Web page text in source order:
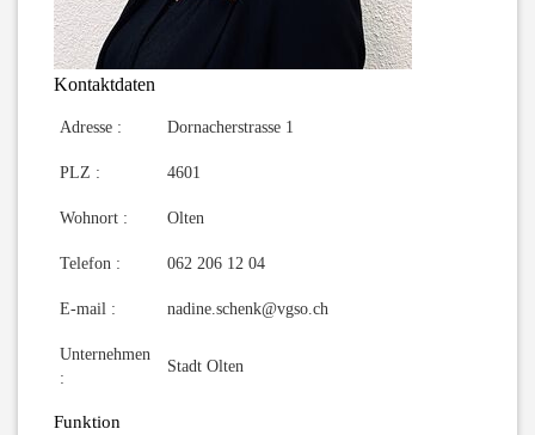
Kontaktdaten
Adresse : Dornacherstrasse 1
PLZ : 4601
Wohnort : Olten
Telefon : 062 206 12 04
E-mail : nadine.schenk@vgso.ch
Unternehmen
:
Stadt Olten
Funktion